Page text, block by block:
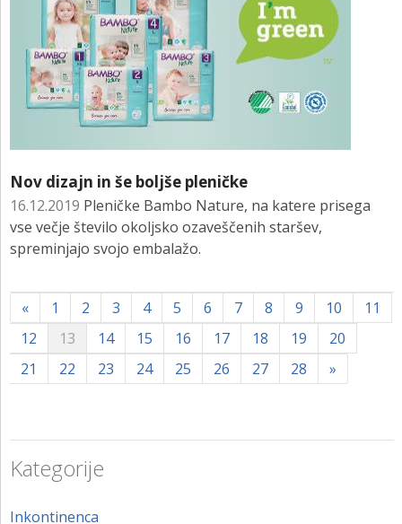
Nov dizajn in še boljše pleničke
16.12.2019 Pleničke Bambo Nature, na katere prisega
vse večje število okoljsko ozaveščenih staršev,
spreminjajo svojo embalažo.
« 1 2 3 4 5 6 7 8 9 10
11
12
13 14 15 16 17 18 19
20
21
22 23 24 25 26 27 28 »
Kategorije
Inkontinenca